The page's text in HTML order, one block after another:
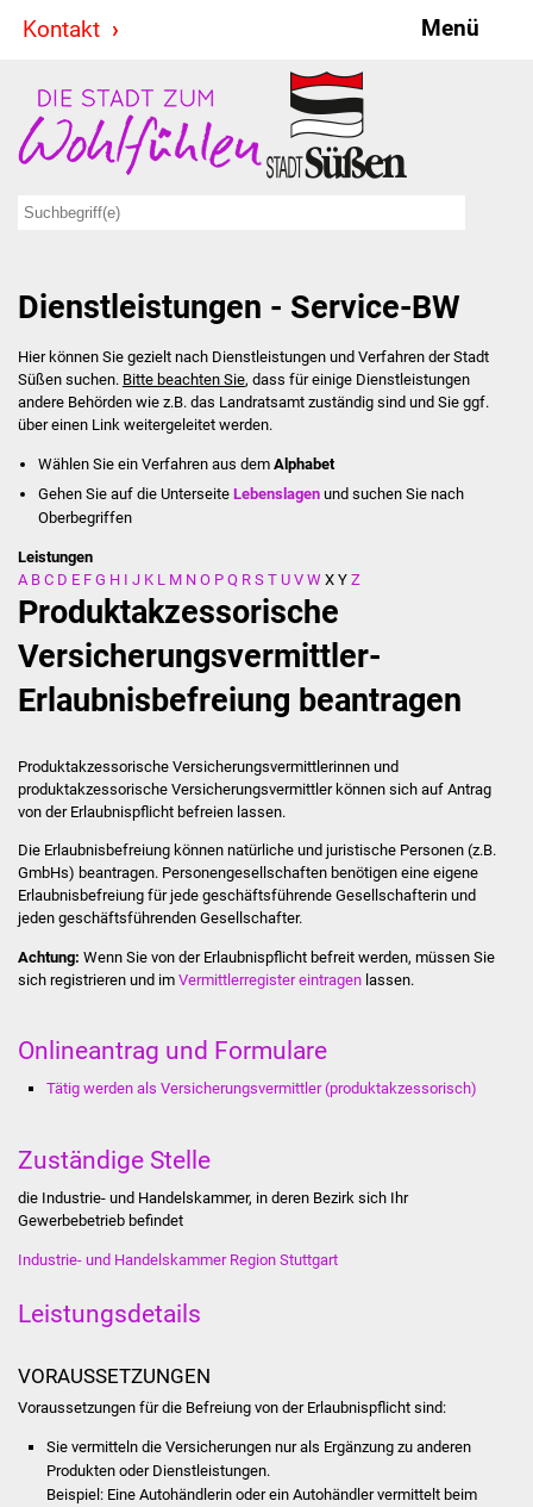
Kontakt Menü
Stadt & Politik
Bürgermeister
Ausschüsse
Ratsinformationssystem
Jugendbeirat
Summerrockfestival
Stadtverwaltung
Ansprechpartner
Behördenwegweiser
Veröffentlichungen
Ortsrecht
FNP / Bebauungspläne
Stadtinfo
Partnerstädte
Projekte
Sanierung Bizethalle
Dienstleistungen - Service-BW
Hier können Sie gezielt nach Dienstleistungen und Verfahren der Stadt
Süßen suchen. Bitte beachten Sie, dass für einige Dienstleistungen
andere Behörden wie z.B. das Landratsamt zuständig sind und Sie ggf.
über einen Link weitergeleitet werden.
Wählen Sie ein Verfahren aus dem Alphabet
Gehen Sie auf die UnterseiteLebenslagen und suchen Sie nach
Oberbegriffen
Leistungen
A B C D E F G H I J K L M N O P Q R S T U V W X Y Z
Produktakzessorische
Versicherungsvermittler-
Erlaubnisbefreiung beantragen
Produktakzessorische Versicherungsvermittlerinnen und
produktakzessorische Versicherungsvermittler können sich auf Antrag
von der Erlaubnispflicht befreien lassen.
Die Erlaubnisbefreiung können natürliche und juristische Personen (z.B.
GmbHs) beantragen. Personengesellschaften benötigen eine eigene
Erlaubnisbefreiung für jede geschäftsführende Gesellschafterin und
jeden geschäftsführenden Gesellschafter.
Achtung: Wenn Sie von der Erlaubnispflicht befreit werden, müssen Sie
sich registrieren und im Vermittlerregister eintragenlassen.
Onlineantrag und Formulare
Tätig werden als Versicherungsvermittler (produktakzessorisch)
Zuständige Stelle
die Industrie- und Handelskammer, in deren Bezirk sich Ihr
Gewerbebetrieb befindet
Industrie- und Handelskammer Region Stuttgart
Leistungsdetails
VORAUSSETZUNGEN
Voraussetzungen für die Befreiung von der Erlaubnispflicht sind:
Sie vermitteln die Versicherungen nur als Ergänzung zu anderen
Produkten oder Dienstleistungen.
Beispiel: Eine Autohändlerin oder ein Autohändler vermittelt beim